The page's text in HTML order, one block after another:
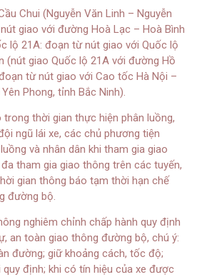
Chui (Nguyễn Văn Linh – Nguyễn
giao với đường Hoà Lạc – Hoà Bình
lộ 21A: đoạn từ nút giao với Quốc lộ
(nút giao Quốc lộ 21A với đường Hồ
từ nút giao với Cao tốc Hà Nội –
Phong, tỉnh Bắc Ninh).
trong thời gian thực hiện phân luồng,
ngũ lái xe, các chủ phương tiện
và nhân dân khi tham gia giao
tham gia giao thông trên các tuyến,
gian thông báo tạm thời hạn chế
đường bộ.
nghiêm chỉnh chấp hành quy định
an toàn giao thông đường bộ, chú ý:
đường; giữ khoảng cách, tốc độ;
quy định; khi có tín hiệu của xe được